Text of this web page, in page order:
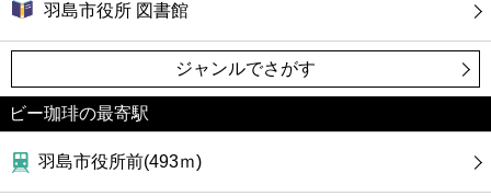
羽島市役所 図書館
ジャンルでさがす
ビー珈琲の最寄駅
羽島市役所前(493ｍ)